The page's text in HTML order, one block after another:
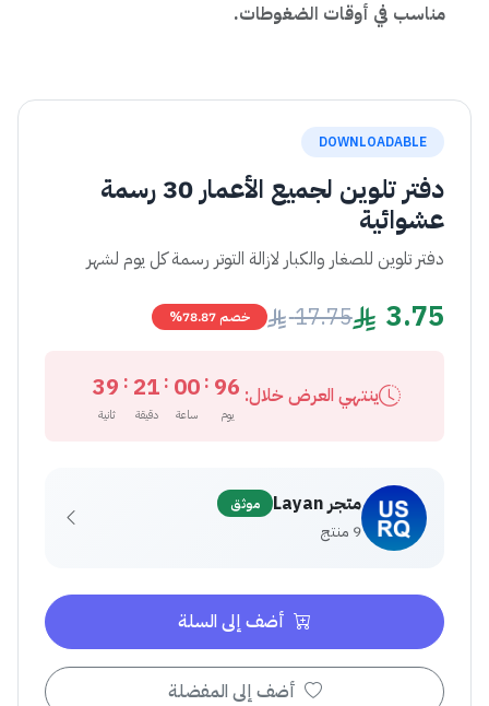
مناسب في أوقات الضغوطات.
DOWNLOADABLE
دفتر تلوين لجميع الأعمار 30 رسمة
عشوائية
دفتر تلوين للصغار والكبار لازالة التوتر رسمة كل يوم لشهر
3.75
17.75 خصم 78.87%
ينتهي العرض خلال: 96
يوم
:
00
ساعة
:
21
دقيقة
:
38
ثانية
متجر Layan موثق
9 منتج
أضف إلى السلة
أضف إلى المفضلة